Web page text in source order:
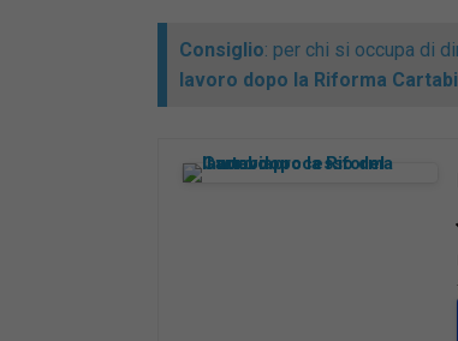
Consiglio: per chi si occupa di
lavoro dopo la Riforma